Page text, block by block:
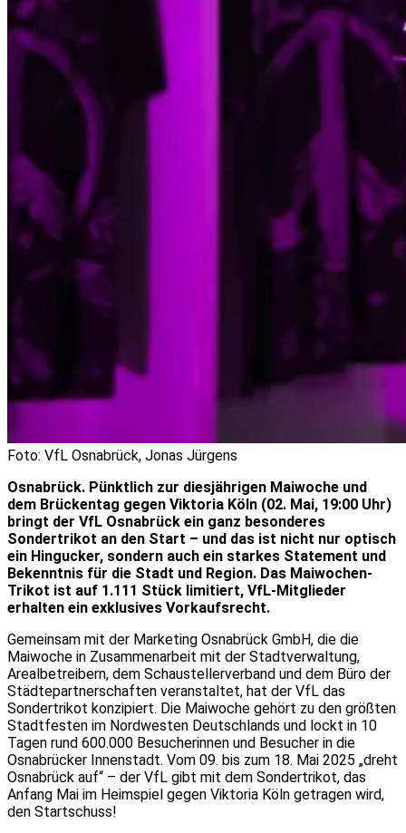
Foto: VfL Osnabrück, Jonas Jürgens
Osnabrück. Pünktlich zur diesjährigen Maiwoche und
dem Brückentag gegen Viktoria Köln (02. Mai, 19:00 Uhr)
bringt der VfL Osnabrück ein ganz besonderes
Sondertrikot an den Start – und das ist nicht nur optisch
ein Hingucker, sondern auch ein starkes Statement und
Bekenntnis für die Stadt und Region. Das Maiwochen-
Trikot ist auf 1.111 Stück limitiert, VfL-Mitglieder
erhalten ein exklusives Vorkaufsrecht.
Gemeinsam mit der Marketing Osnabrück GmbH, die die
Maiwoche in Zusammenarbeit mit der Stadtverwaltung,
Arealbetreibern, dem Schaustellerverband und dem Büro der
Städtepartnerschaften veranstaltet, hat der VfL das
Sondertrikot konzipiert. Die Maiwoche gehört zu den größten
Stadtfesten im Nordwesten Deutschlands und lockt in 10
Tagen rund 600.000 Besucherinnen und Besucher in die
Osnabrücker Innenstadt. Vom 09. bis zum 18. Mai 2025 „dreht
Osnabrück auf“ – der VfL gibt mit dem Sondertrikot, das
Anfang Mai im Heimspiel gegen Viktoria Köln getragen wird,
den Startschuss!